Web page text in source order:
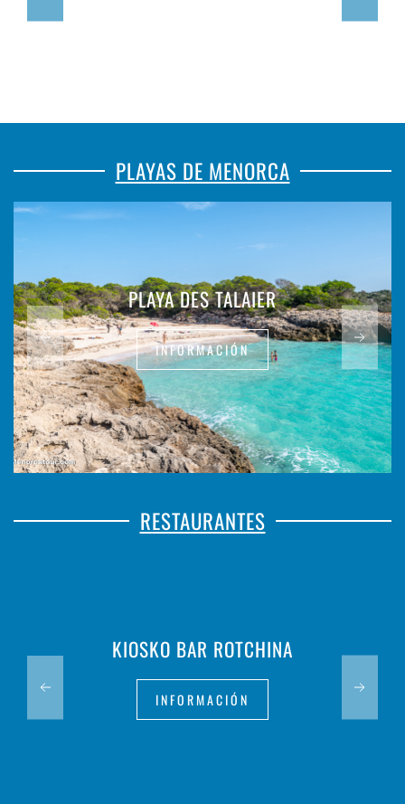
PLAYAS DE MENORCA
PLAYA DES TALAIER
INFORMACIÓN
RESTAURANTES
KIOSKO BAR ROTCHINA
INFORMACIÓN